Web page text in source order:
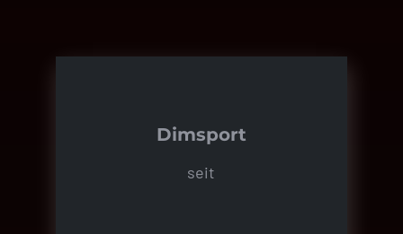
Dimsport
seit